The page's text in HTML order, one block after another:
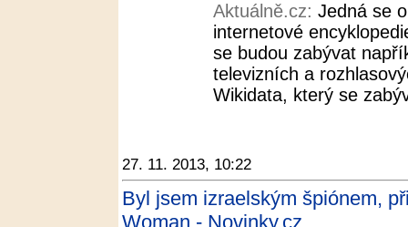
Aktuálně.cz: Jedná se
internetové
se budou zabývat
televizních a
Wikidata, který se
27. 11. 2013, 10:22
Byl jsem izraelským špiónem,
Woman - Novinky.cz